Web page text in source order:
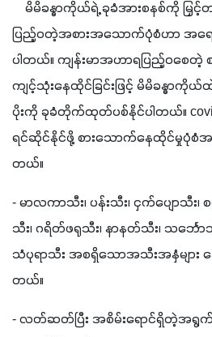
မိမိခန္ဓာကိုယ်ရဲ့ ခုခံအားစနစ်ကို မ
ပြည့်ဝတဲ့အစားအသောက်ပုံစံဟာ အရေး
ပါတယ်။ ကျန်းမာအဟာရပြည့်ဝစေတဲ့
ကျင့်သုံးနေထိုင်ခြင်းဖြင့် မိမိခန္ဓာကို
ပိုးကို ခုခံတိုက်ထုတ်ပစ်နိုင်ပါတယ်။
ရင်ဆိုင်နိုင်ဖို့ စားသောက်နေထိုင်မှုပုံစံအ
တယ်။
- မာလကာသီး၊ ပန်းသီး၊ ငှက်ပျောသီး
သီး၊ ဂရိတ်ဖရုသီး၊ နာနတ်သီး၊ သင်္ဘောသီ
သံပုရာသီး အစရှိသောအသီးအနှံများ န
တယ်။
- လတ်ဆတ်ပြီး အစိမ်းရောင်ရှိတဲ့အရွက်မ